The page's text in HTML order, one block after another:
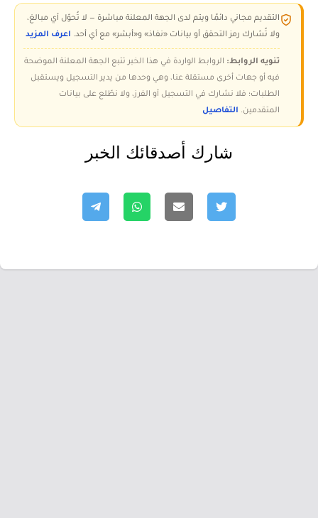
التقديم مجاني دائمًا ويتم لدى الجهة المعلنة مباشرة — لا تُحوّل أي مبالغ،
ولا تُشارك رمز التحقق أو بيانات «نفاذ» و«أبشر» مع أي أحد. اعرف المزيد
تنويه الروابط: الروابط الواردة في هذا الخبر تتبع الجهة المعلنة الموضحة
فيه أو جهات أخرى مستقلة عنا، وهي وحدها من يدير التسجيل ويستقبل
الطلبات؛ فلا نشارك في التسجيل أو الفرز، ولا نطّلع على بيانات
المتقدمين. التفاصيل
شارك أصدقائك الخبر